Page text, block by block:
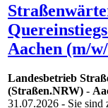
Aachen (m/
Landesbetrieb
(Straßen.NRW) -
31.07.2026 - Sie sind